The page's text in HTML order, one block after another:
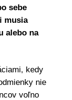
sebe
musia
alebo na
kedy
nie
voľno